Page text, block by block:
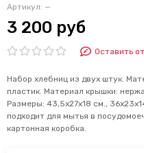
Артикул: —
3 200 руб
Оставить
Набор хлебниц из двух штук.
пластик. Материал крышки:
Размеры: 43,5х27х18 см.,
подходит для мытья в
картонная коробка.